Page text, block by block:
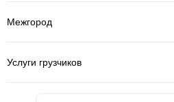
Межгород
Услуги грузчиков